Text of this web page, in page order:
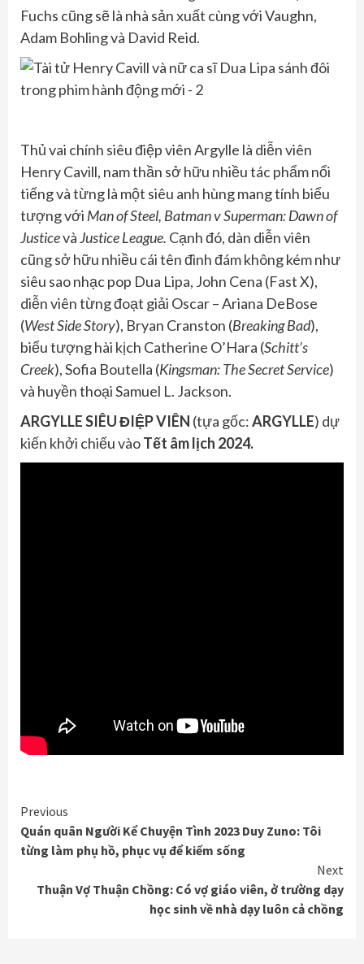
Fuchs cũng sẽ là nhà sản xuất cùng với Vaughn,
Adam Bohling và David Reid.
Thủ vai chính siêu điệp viên Argylle là diễn viên
Henry Cavill, nam thần sở hữu nhiều tác phẩm nổi
tiếng và từng là một siêu anh hùng mang tính biểu
tượng với Man of Steel, Batman v Superman: Dawn of
JusticevàJustice League. Cạnh đó, dàn diễn viên
cũng sở hữu nhiều cái tên đình đám không kém như
siêu sao nhạc pop Dua Lipa, John Cena (Fast X),
diễn viên từng đoạt giải Oscar – Ariana DeBose
(West Side Story), Bryan Cranston (Breaking Bad),
biểu tượng hài kịch Catherine O’Hara (Schitt’s
Creek), Sofia Boutella (Kingsman: The Secret Service)
và huyền thoại Samuel L. Jackson.
ARGYLLE SIÊU ĐIỆP VIÊN (tựa gốc:ARGYLLE) dự
kiến khởi chiếu vàoTết âm lịch 2024.
Continue
Reading
Previous
Quán quân Người Kể Chuyện Tình 2023 Duy Zuno: Tôi
từng làm phụ hồ, phục vụ để kiếm sống
Next
Thuận Vợ Thuận Chồng: Có vợ giáo viên, ở trường dạy
học sinh về nhà dạy luôn cả chồng